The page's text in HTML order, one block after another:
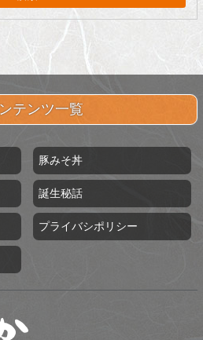
テンツ一覧
豚みそ丼
誕生秘話
プライバシポリシー